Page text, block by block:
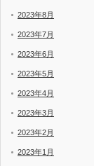
2023年8月
2023年7月
2023年6月
2023年5月
2023年4月
2023年3月
2023年2月
2023年1月